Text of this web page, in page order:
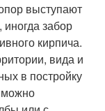
выступают
забор
кирпича.
вида и
в постройку
можно